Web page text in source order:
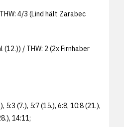
4/3 (Lind hält Zarabec
(12.)) / THW: 2 (2x Firnhaber
5:3 (7.), 5:7 (15.), 6:8, 10:8 (21.),
14:11;